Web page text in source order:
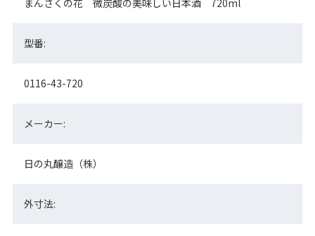
まんさくの花 微炭酸の美味しい日本酒 720ml
型番:
0116-43-720
メーカー:
日の丸醸造（株）
外寸法: